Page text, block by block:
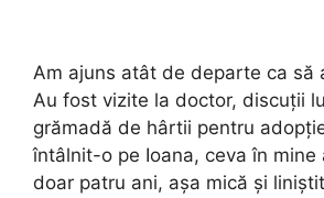
Am ajuns atât de departe ca să
Au fost vizite la doctor, discuții
grămadă de hârtii pentru
întâlnit-o pe Ioana, ceva în mine
doar patru ani, așa mică și